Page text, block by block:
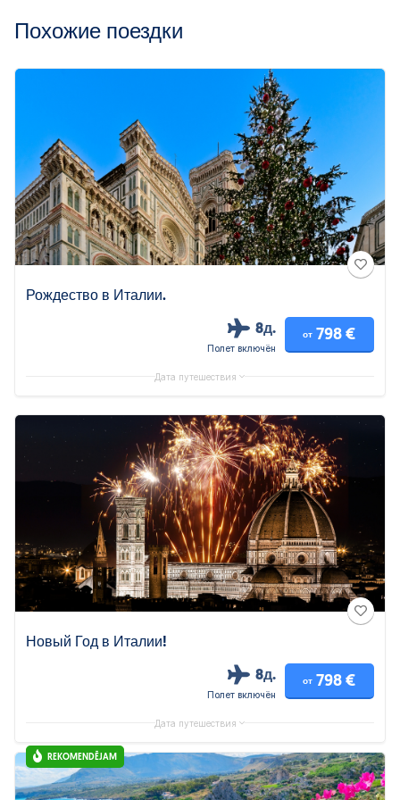
Похожие поездки
Рождество в Италии.
8д.
Полет включён
от 798 €
Дата путешествия
Новый Год в Италии!
8д.
Полет включён
от 798 €
Дата путешествия
REKOMENDĒJAM